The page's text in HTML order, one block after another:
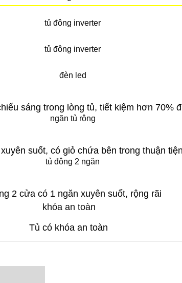
sáng trong lòng tủ, tiết kiệm hơn 70%
suốt, có giỏ chứa bên trong thuận
2 cửa có 1 ngăn xuyên suốt, rộng rãi
Tủ có khóa an toàn